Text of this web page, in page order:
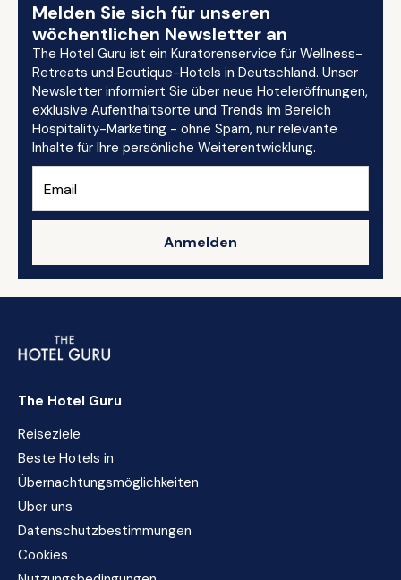
Melden Sie sich für unseren
wöchentlichen Newsletter an
The Hotel Guru ist ein Kuratorenservice für Wellness-
Retreats und Boutique-Hotels in Deutschland. Unser
Newsletter informiert Sie über neue Hoteleröffnungen,
exklusive Aufenthaltsorte und Trends im Bereich
Hospitality-Marketing - ohne Spam, nur relevante
Inhalte für Ihre persönliche Weiterentwicklung.
Anmelden
The Hotel Guru
Reiseziele
Beste Hotels in
Übernachtungsmöglichkeiten
Über uns
Datenschutzbestimmungen
Cookies